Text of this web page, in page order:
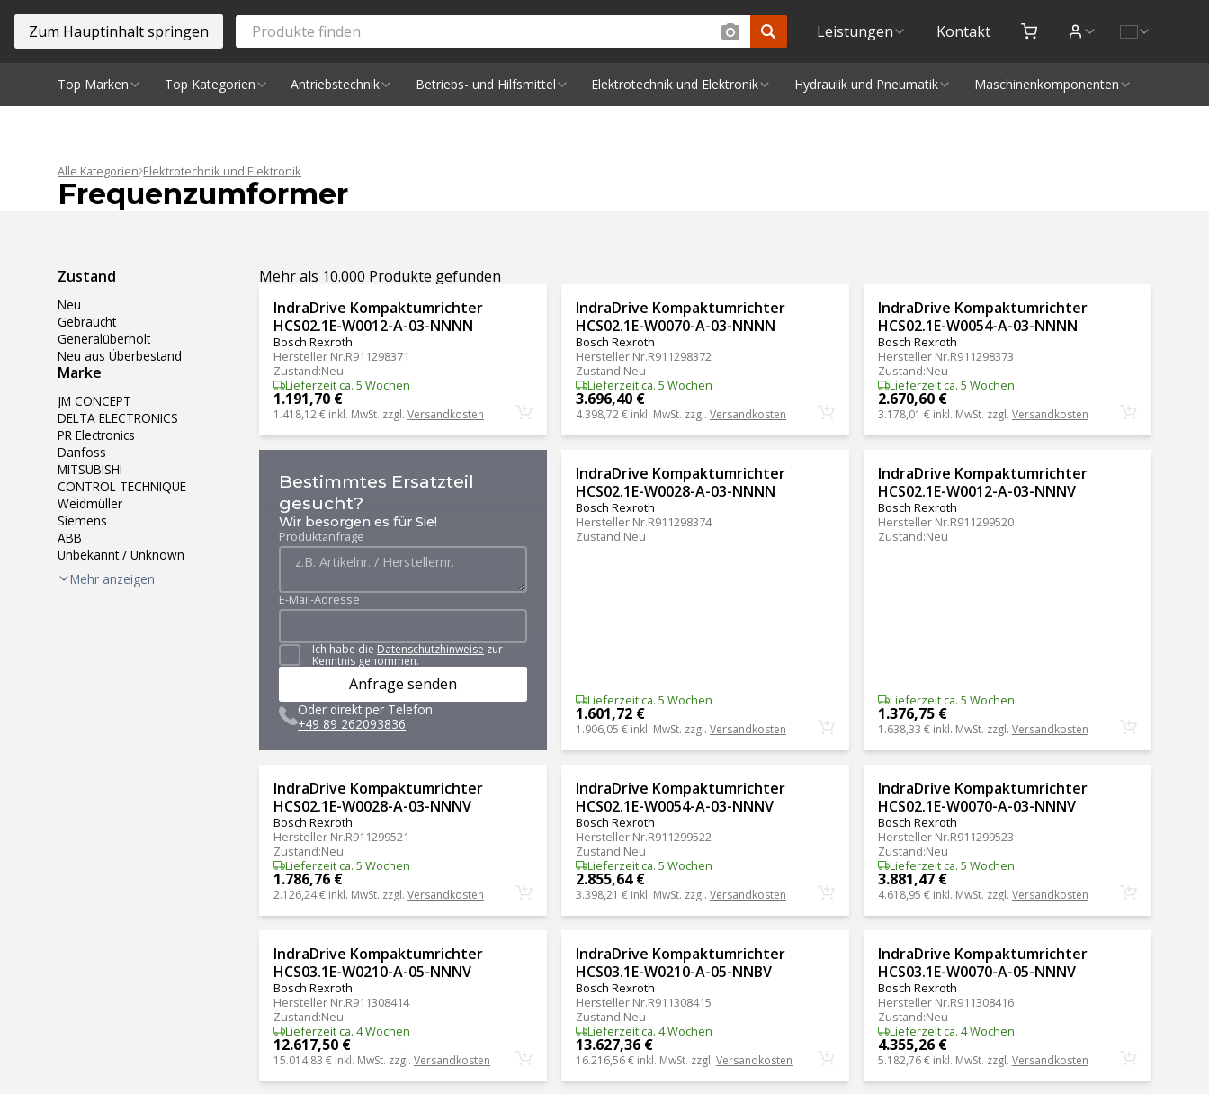
Zum Hauptinhalt springen Leistungen Kontakt
Top Marken Top Kategorien Antriebstechnik Betriebs- und Hilfsmittel Elektrotechnik und Elektronik Hydraulik und Pneumatik Maschinenkomponenten
Alle Kategorien Elektrotechnik und Elektronik
Frequenzumformer
Ergebnisse filtern
Zustand
Neu
Gebraucht
Generalüberholt
Neu aus Überbestand
Marke
JM CONCEPT
DELTA ELECTRONICS
PR Electronics
Danfoss
MITSUBISHI
CONTROL TECHNIQUE
Weidmüller
Siemens
ABB
Unbekannt / Unknown
Mehr anzeigen
Mehr als 10.000 Produkte gefunden
IndraDrive Kompaktumrichter
HCS02.1E-W0012-A-03-NNNN
Bosch Rexroth
Hersteller Nr.R911298371
Zustand:Neu
Lieferzeit ca. 5 Wochen
1.191,70 €
1.418,12 € inkl. MwSt. zzgl. Versandkosten
IndraDrive Kompaktumrichter
HCS02.1E-W0070-A-03-NNNN
Bosch Rexroth
Hersteller Nr.R911298372
Zustand:Neu
Lieferzeit ca. 5 Wochen
3.696,40 €
4.398,72 € inkl. MwSt. zzgl. Versandkosten
IndraDrive Kompaktumrichter
HCS02.1E-W0054-A-03-NNNN
Bosch Rexroth
Hersteller Nr.R911298373
Zustand:Neu
Lieferzeit ca. 5 Wochen
2.670,60 €
3.178,01 € inkl. MwSt. zzgl. Versandkosten
Bestimmtes Ersatzteil
gesucht?
Wir besorgen es für Sie!
Produktanfrage
E-Mail-Adresse
Ich habe die Datenschutzhinweise zur
Kenntnis genommen.
Anfrage senden
Oder direkt per Telefon:
+49 89 262093836
IndraDrive Kompaktumrichter
HCS02.1E-W0028-A-03-NNNN
Bosch Rexroth
Hersteller Nr.R911298374
Zustand:Neu
Lieferzeit ca. 5 Wochen
1.601,72 €
1.906,05 € inkl. MwSt. zzgl. Versandkosten
IndraDrive Kompaktumrichter
HCS02.1E-W0012-A-03-NNNV
Bosch Rexroth
Hersteller Nr.R911299520
Zustand:Neu
Lieferzeit ca. 5 Wochen
1.376,75 €
1.638,33 € inkl. MwSt. zzgl. Versandkosten
IndraDrive Kompaktumrichter
HCS02.1E-W0028-A-03-NNNV
Bosch Rexroth
Hersteller Nr.R911299521
Zustand:Neu
Lieferzeit ca. 5 Wochen
1.786,76 €
2.126,24 € inkl. MwSt. zzgl. Versandkosten
IndraDrive Kompaktumrichter
HCS02.1E-W0054-A-03-NNNV
Bosch Rexroth
Hersteller Nr.R911299522
Zustand:Neu
Lieferzeit ca. 5 Wochen
2.855,64 €
3.398,21 € inkl. MwSt. zzgl. Versandkosten
IndraDrive Kompaktumrichter
HCS02.1E-W0070-A-03-NNNV
Bosch Rexroth
Hersteller Nr.R911299523
Zustand:Neu
Lieferzeit ca. 5 Wochen
3.881,47 €
4.618,95 € inkl. MwSt. zzgl. Versandkosten
IndraDrive Kompaktumrichter
HCS03.1E-W0210-A-05-NNNV
Bosch Rexroth
Hersteller Nr.R911308414
Zustand:Neu
Lieferzeit ca. 4 Wochen
12.617,50 €
15.014,83 € inkl. MwSt. zzgl. Versandkosten
IndraDrive Kompaktumrichter
HCS03.1E-W0210-A-05-NNBV
Bosch Rexroth
Hersteller Nr.R911308415
Zustand:Neu
Lieferzeit ca. 4 Wochen
13.627,36 €
16.216,56 € inkl. MwSt. zzgl. Versandkosten
IndraDrive Kompaktumrichter
HCS03.1E-W0070-A-05-NNNV
Bosch Rexroth
Hersteller Nr.R911308416
Zustand:Neu
Lieferzeit ca. 4 Wochen
4.355,26 €
5.182,76 € inkl. MwSt. zzgl. Versandkosten